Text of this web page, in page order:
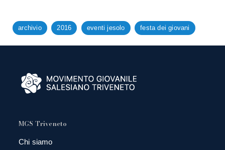
archivio 2016 eventi jesolo festa dei giovani
MGS Triveneto
Chi siamo